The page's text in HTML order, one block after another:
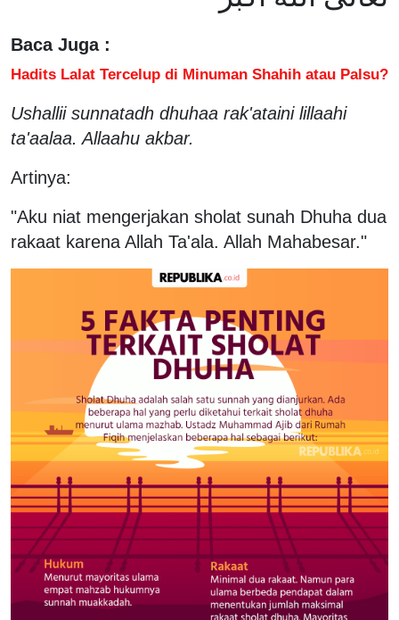
Baca Juga :
Hadits Lalat Tercelup di Minuman Shahih atau Palsu?
Ushallii sunnatadh dhuhaa rak'ataini lillaahi
ta'aalaa. Allaahu akbar.
Artinya:
"Aku niat mengerjakan sholat sunah Dhuha dua
rakaat karena Allah Ta'ala. Allah Mahabesar."